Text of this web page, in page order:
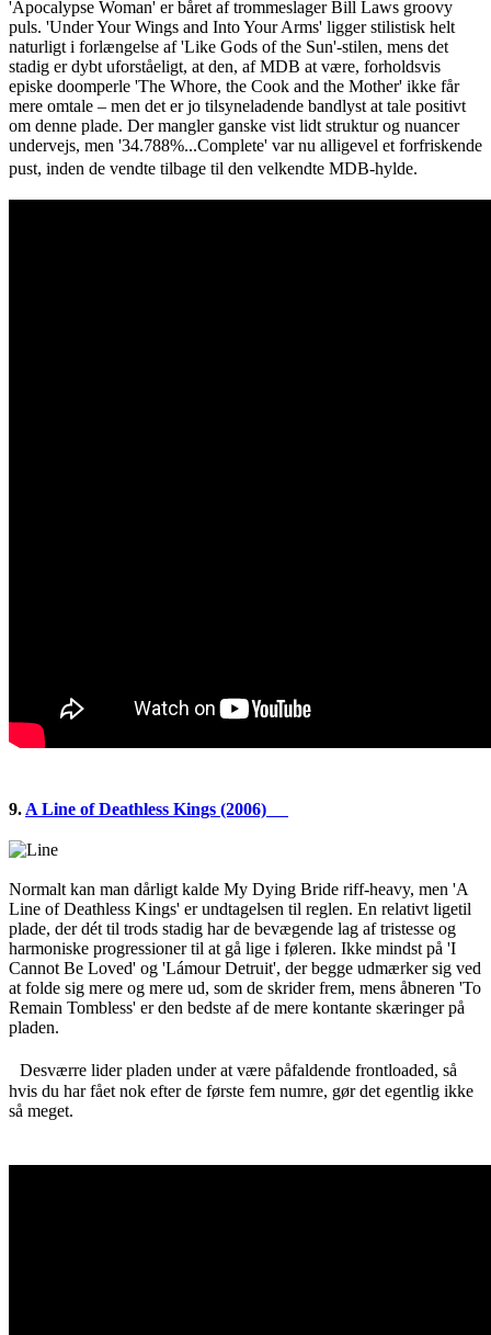
'Apocalypse Woman' er båret af trommeslager Bill Laws groovy
puls. 'Under Your Wings and Into Your Arms' ligger stilistisk helt
naturligt i forlængelse af 'Like Gods of the Sun'-stilen, mens det
stadig er dybt uforståeligt, at den, af MDB at være, forholdsvis
episke doomperle 'The Whore, the Cook and the Mother' ikke får
mere omtale – men det er jo tilsyneladende bandlyst at tale positivt
om denne plade. Der mangler ganske vist lidt struktur og nuancer
undervejs, men '34.788%...Complete' var nu alligevel et forfriskende
pust, inden de vendte tilbage til den velkendte MDB-hylde.
9. A Line of Deathless Kings (2006)
Normalt kan man dårligt kalde My Dying Bride riff-heavy, men 'A
Line of Deathless Kings' er undtagelsen til reglen. En relativt ligetil
plade, der dét til trods stadig har de bevægende lag af tristesse og
harmoniske progressioner til at gå lige i føleren. Ikke mindst på 'I
Cannot Be Loved' og 'Lámour Detruit', der begge udmærker sig ved
at folde sig mere og mere ud, som de skrider frem, mens åbneren 'To
Remain Tombless' er den bedste af de mere kontante skæringer på
pladen.
Desværre lider pladen under at være påfaldende frontloaded, så
hvis du har fået nok efter de første fem numre, gør det egentlig ikke
så meget.